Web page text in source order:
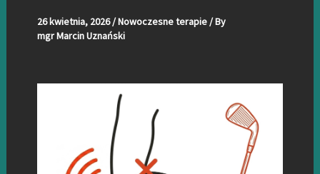
26 kwietnia, 2026/Nowoczesne terapie/ By
mgr Marcin Uznański